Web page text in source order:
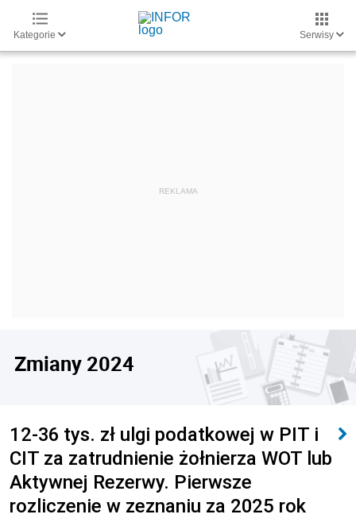
Kategorie Serwisy
Zmiany 2024
12-36 tys. zł ulgi podatkowej w PIT i
CIT za zatrudnienie żołnierza WOT lub
Aktywnej Rezerwy. Pierwsze
rozliczenie w zeznaniu za 2025 rok